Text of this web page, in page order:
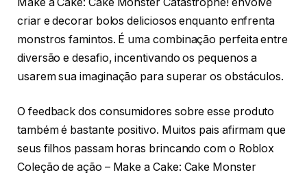
criar e decorar bolos deliciosos enquanto enfrenta
monstros famintos. É uma combinação perfeita entre
diversão e desafio, incentivando os pequenos a
usarem sua imaginação para superar os obstáculos.
O feedback dos consumidores sobre esse produto
também é bastante positivo. Muitos pais afirmam que
seus filhos passam horas brincando com o Roblox
Coleção de ação – Make a Cake: Cake Monster